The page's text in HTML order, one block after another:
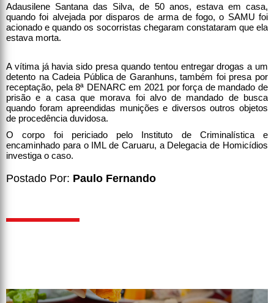
Adausilene Santana das Silva, de 50 anos, estava em casa,
quando foi alvejada por disparos de arma de fogo, o SAMU foi
acionado e quando os socorristas chegaram constataram que ela
estava morta.
A vítima já havia sido presa quando tentou entregar drogas a um
detento na Cadeia Pública de Garanhuns, também foi presa por
receptação, pela 8ª DENARC em 2021 por força de mandado de
prisão e a casa que morava foi alvo de mandado de busca
quando foram apreendidas munições e diversos outros objetos
de procedência duvidosa.
O corpo foi periciado pelo Instituto de Criminalística e
encaminhado para o IML de Caruaru, a Delegacia de Homicídios
investiga o caso.
Postado Por: Paulo Fernando